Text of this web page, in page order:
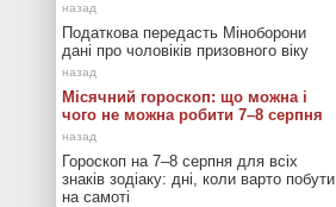
Податкова передасть Міноборони
дані про чоловіків призовного віку
Місячний гороскоп: що можна і
чого не можна робити 7–8 серпня
Гороскоп на 7–8 серпня для всіх
знаків зодіаку: дні, коли варто побути
на самоті